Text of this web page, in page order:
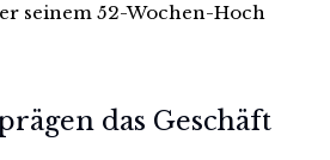
seinem 52-Wochen-Hoch
das Geschäft